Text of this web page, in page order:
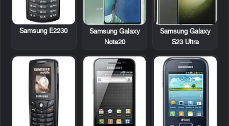
Samsung Galaxy
S23 Ultra
Samsung Galaxy
Note20
Samsung E2230